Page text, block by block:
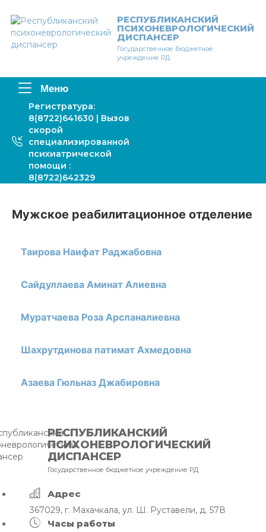
содержимому
РЕСПУБЛИКАНСКИЙ
ПСИХОНЕВРОЛОГИЧЕСКИЙ
ДИСПАНСЕР
Государственное бюджетное
учреждение РД
Меню
Регистратура:
8(8722)641630 | Вызов
скорой
специализированной
психиатрической
помощи :
8(8722)642329
Мужское реабилитационное отделение
Таирова Наифат Раджабовна
Сайдуллаева Аминат Алиевна
Муратчаева Роза Арсланалиевна
Шахрутдинова патимат Ахмедовна
Азаева Гюльназ Джабировна
РЕСПУБЛИКАНСКИЙ
ПСИХОНЕВРОЛОГИЧЕСКИЙ
ДИСПАНСЕР
Государственное бюджетное учреждение РД
Адрес
367029, г. Махачкала, ул. Ш. Руставели, д. 57В
Часы работы